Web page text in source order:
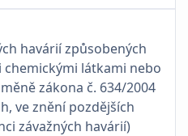
havárií způsobených
látkami nebo
zákona č. 634/2004
ve znění pozdějších
závažných havárií)